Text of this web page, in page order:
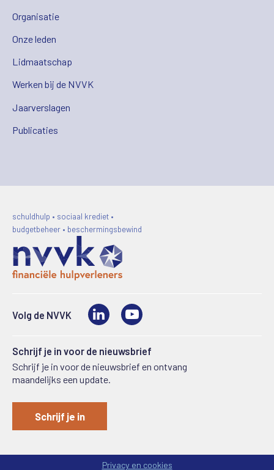
Organisatie
Onze leden
Lidmaatschap
Werken bij de NVVK
Jaarverslagen
Publicaties
schuldhulp • sociaal krediet •
budgetbeheer • beschermingsbewind
Volg de NVVK LinkedIn
Schrijf je in voor de nieuwsbrief
Schrijf je in voor de nieuwsbrief en ontvang
maandelijks een update.
Schrijf je in
Privacy en cookies